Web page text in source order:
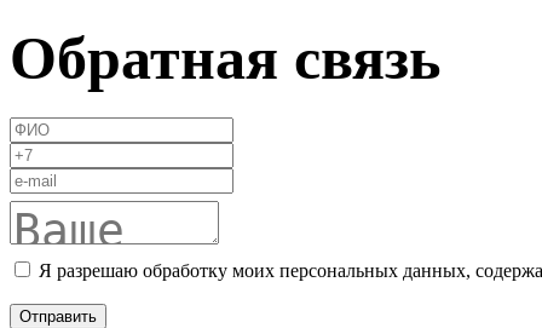
Обратная связь
Я разрешаю обработку моих персональных данных,